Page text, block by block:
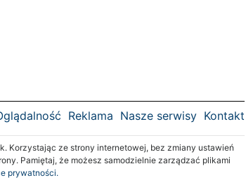
Reklama Nasze serwisy Kontakt
Korzystając ze strony internetowej, bez zmiany ustawień
Pamiętaj, że możesz samodzielnie zarządzać plikami
prywatności.